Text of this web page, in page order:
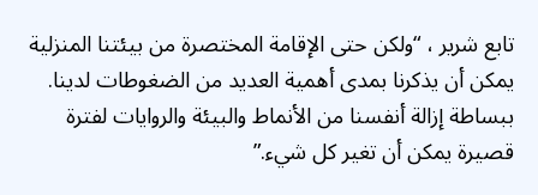
تابع شرير ، “ولكن حتى الإقامة المختصرة من بيئتنا المنزلية
يمكن أن يذكرنا بمدى أهمية العديد من الضغوطات لدينا.
ببساطة إزالة أنفسنا من الأنماط والبيئة والروايات لفترة
قصيرة يمكن أن تغير كل شيء.”